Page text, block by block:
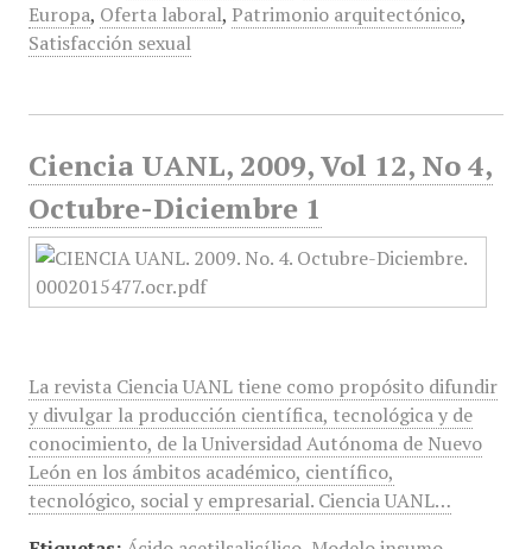
Europa, Oferta laboral, Patrimonio arquitectónico,
Satisfacción sexual
Ciencia UANL, 2009, Vol 12, No 4,
Octubre-Diciembre 1
La revista Ciencia UANL tiene como propósito difundir
y divulgar la producción científica, tecnológica y de
conocimiento, de la Universidad Autónoma de Nuevo
León en los ámbitos académico, científico,
tecnológico, social y empresarial. Ciencia UANL…